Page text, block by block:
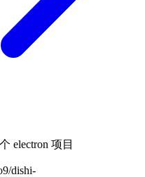
electron 项目
dishi-